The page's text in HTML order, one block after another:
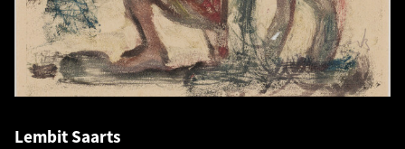
Lembit Saarts